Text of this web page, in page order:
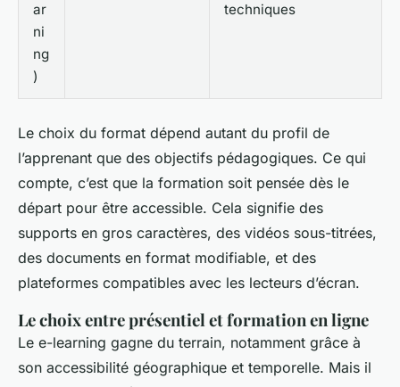
ar
ni
ng
)
techniques
Le choix du format dépend autant du profil de
l’apprenant que des objectifs pédagogiques. Ce qui
compte, c’est que la formation soit pensée dès le
départ pour être accessible. Cela signifie des
supports en gros caractères, des vidéos sous-titrées,
des documents en format modifiable, et des
plateformes compatibles avec les lecteurs d’écran.
Le choix entre présentiel et formation en ligne
Le e-learning gagne du terrain, notamment grâce à
son accessibilité géographique et temporelle. Mais il